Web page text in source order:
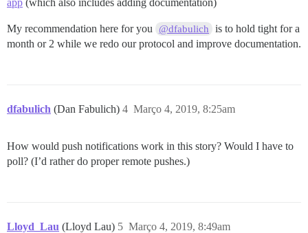
app (which also includes adding documentation)
My recommendation here for you @dfabulich
is to hold tight for a
month or 2 while we redo our protocol and improve documentation.
dfabulich (Dan Fabulich) Março 4, 2019, 8:25am
4
How would push notifications work in this story? Would I have to
poll? (I’d rather do proper remote pushes.)
Lloyd_Lau (Lloyd Lau) Março 4, 2019, 8:49am
5